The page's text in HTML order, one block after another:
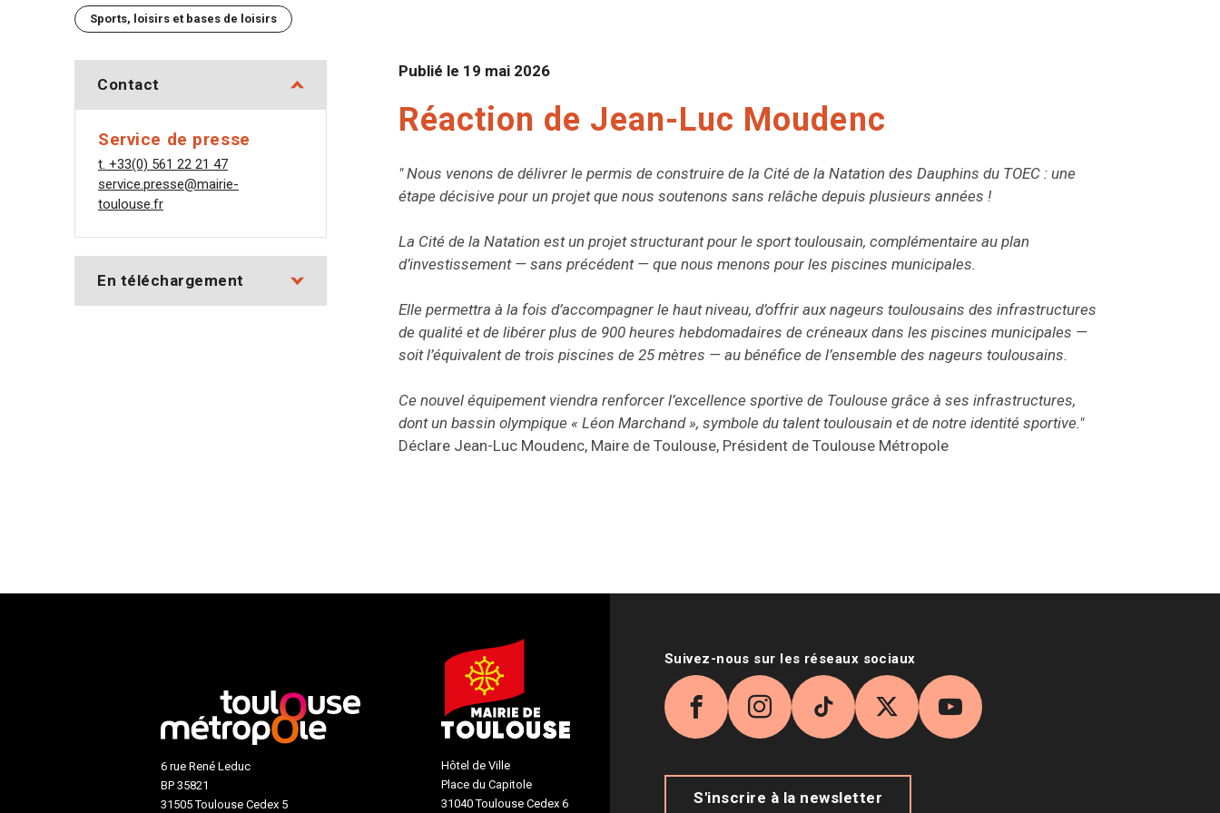
Sports, loisirs et bases de loisirs
Contact
Service de presse
t. +33(0) 561 22 21 47
service.presse@mairie-
toulouse.fr
En téléchargement
Publié le 19 mai 2026
Réaction de Jean-Luc Moudenc
" Nous venons de délivrer le permis de construire de la Cité de la Natation des Dauphins du TOEC : une
étape décisive pour un projet que nous soutenons sans relâche depuis plusieurs années !
La Cité de la Natation est un projet structurant pour le sport toulousain, complémentaire au plan
d’investissement — sans précédent — que nous menons pour les piscines municipales.
Elle permettra à la fois d’accompagner le haut niveau, d’offrir aux nageurs toulousains des infrastructures
de qualité et de libérer plus de 900 heures hebdomadaires de créneaux dans les piscines municipales —
soit l’équivalent de trois piscines de 25 mètres — au bénéfice de l’ensemble des nageurs toulousains.
Ce nouvel équipement viendra renforcer l’excellence sportive de Toulouse grâce à ses infrastructures,
dont un bassin olympique « Léon Marchand », symbole du talent toulousain et de notre identité sportive."
Déclare Jean-Luc Moudenc, Maire de Toulouse, Président de Toulouse Métropole
6 rue René Leduc
BP 35821
31505 Toulouse Cedex 5
Hôtel de Ville
Place du Capitole
31040 Toulouse Cedex 6
Suivez-nous sur les réseaux sociaux
FacebookInstagram
TikTokX YouTube
S'inscrire à la newsletter